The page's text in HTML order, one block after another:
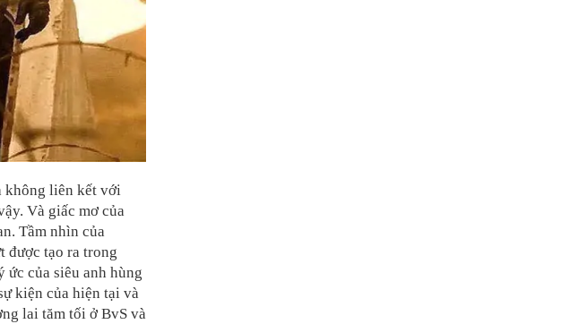
không liên kết với
Và giấc mơ của
Tầm nhìn của
được tạo ra trong
của siêu anh hùng
kiện của hiện tại và
lai tăm tối ở BvS và